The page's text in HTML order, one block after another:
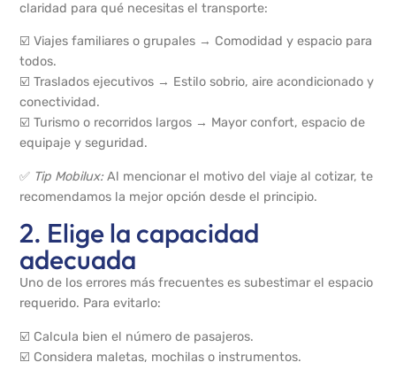
claridad para qué necesitas el transporte:
☑️ Viajes familiares o grupales → Comodidad y espacio para
todos.
☑️ Traslados ejecutivos → Estilo sobrio, aire acondicionado y
conectividad.
☑️ Turismo o recorridos largos → Mayor confort, espacio de
equipaje y seguridad.
✅ Tip Mobilux: Al mencionar el motivo del viaje al cotizar, te
recomendamos la mejor opción desde el principio.
2. Elige la capacidad
adecuada
Uno de los errores más frecuentes es subestimar el espacio
requerido. Para evitarlo:
☑️ Calcula bien el número de pasajeros.
☑️ Considera maletas, mochilas o instrumentos.